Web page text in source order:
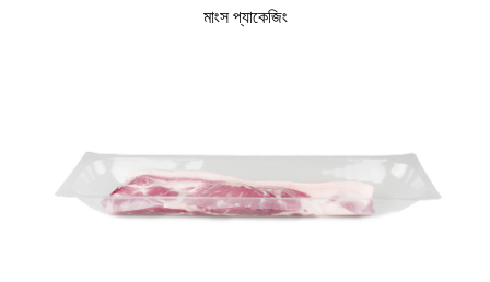
মাংস প্যাকেজিং